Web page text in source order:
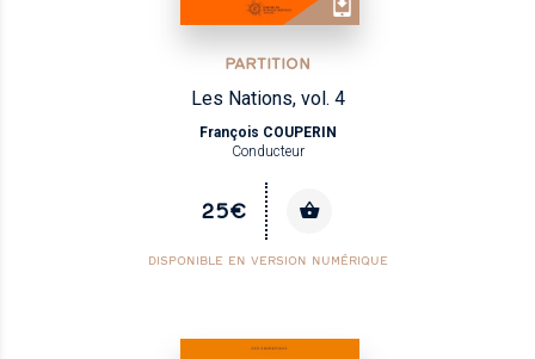
PARTITION
Les Nations, vol. 4
François COUPERIN
Conducteur
25€
DISPONIBLE EN VERSION NUMÉRIQUE